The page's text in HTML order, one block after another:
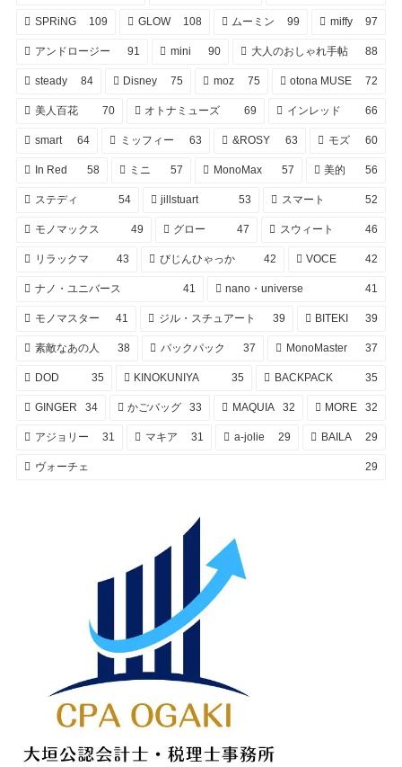
SPRiNG 109 GLOW 108 ムーミン 99 miffy 97
アンドロージー 91 mini 90 大人のおしゃれ手帖 88
steady 84 Disney 75 moz 75 otona MUSE 72
美人百花 70 オトナミューズ 69 インレッド 66
smart 64 ミッフィー 63 &ROSY 63 モズ 60
In Red 58 ミニ 57 MonoMax 57 美的 56
ステディ 54 jillstuart 53 スマート 52
モノマックス 49 グロー 47 スウィート 46
リラックマ 43 びじんひゃっか 42 VOCE 42
ナノ・ユニバース 41 nano・universe 41
モノマスター 41 ジル・スチュアート 39 BITEKI 39
素敵なあの人 38 バックパック 37 MonoMaster 37
DOD 35 KINOKUNIYA 35 BACKPACK 35
GINGER 34 かごバッグ 33 MAQUIA 32 MORE 32
アジョリー 31 マキア 31 a-jolie 29 BAILA 29
ヴォーチェ 29